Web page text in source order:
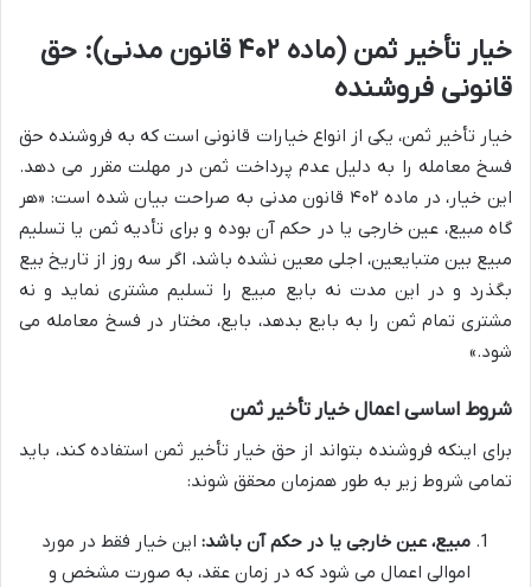
خیار تأخیر ثمن (ماده ۴۰۲ قانون مدنی): حق
قانونی فروشنده
خیار تأخیر ثمن، یکی از انواع خیارات قانونی است که به فروشنده حق
فسخ معامله را به دلیل عدم پرداخت ثمن در مهلت مقرر می دهد.
این خیار، در ماده ۴۰۲ قانون مدنی به صراحت بیان شده است: «هر
گاه مبیع، عین خارجی یا در حکم آن بوده و برای تأدیه ثمن یا تسلیم
مبیع بین متبایعین، اجلی معین نشده باشد، اگر سه روز از تاریخ بیع
بگذرد و در این مدت نه بایع مبیع را تسلیم مشتری نماید و نه
مشتری تمام ثمن را به بایع بدهد، بایع، مختار در فسخ معامله می
شود.»
شروط اساسی اعمال خیار تأخیر ثمن
برای اینکه فروشنده بتواند از حق خیار تأخیر ثمن استفاده کند، باید
تمامی شروط زیر به طور همزمان محقق شوند:
مبیع، عین خارجی یا در حکم آن باشد: این خیار فقط در مورد
اموالی اعمال می شود که در زمان عقد، به صورت مشخص و